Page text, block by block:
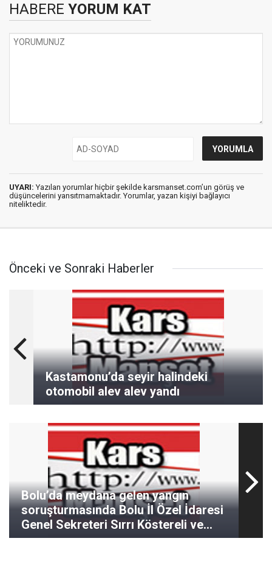
HABERE YORUM KAT
UYARI: Yazılan yorumlar hiçbir şekilde karsmanset.com’un görüş ve
düşüncelerini yansıtmamaktadır. Yorumlar, yazan kişiyi bağlayıcı
niteliktedir.
Önceki ve Sonraki Haberler
Kastamonu’da seyir halindeki
otomobil alev alev yandı
Bolu’da meydana gelen yangın
soruşturmasında Bolu İl Özel İdaresi
Genel Sekreteri Sırrı Köstereli ve
Genel Sekreter Yardımcısı Bünyamin